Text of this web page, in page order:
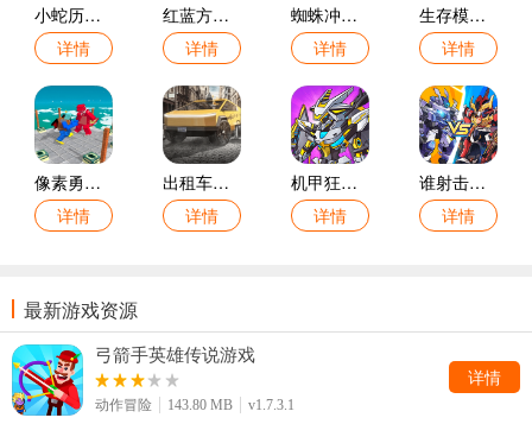
小蛇历险记手游
详情
红蓝方战地模拟游戏
详情
蜘蛛冲冲冲手游
详情
生存模拟游戏
详情
像素勇士向前冲游戏
详情
出租车模拟游戏
详情
机甲狂战格斗之王游戏
详情
谁射击最溜手游
详情
最新游戏资源
弓箭手英雄传说游戏
动作冒险 143.80 MB v1.7.3.1
详情